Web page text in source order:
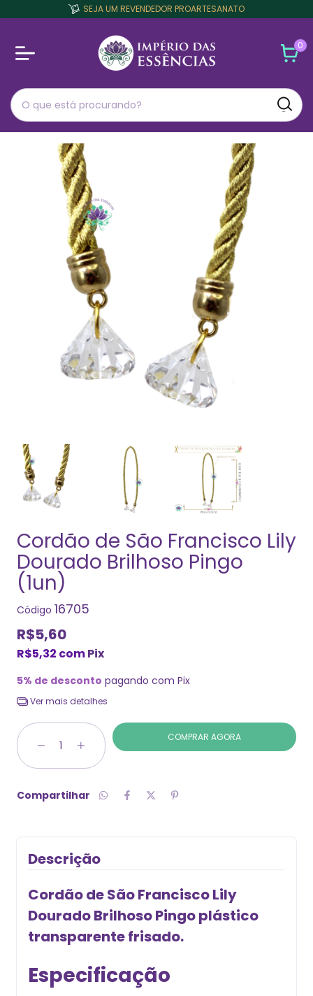
SEJA UM REVENDEDOR PROARTESANATO
0
Cordão de São Francisco Lily
Dourado Brilhoso Pingo
(1un)
Código 16705
R$5,60
R$5,32 comPix
5% de desconto pagando com Pix
Ver mais detalhes
Compartilhar
Descrição
Cordão de São Francisco Lily
Dourado Brilhoso Pingo plástico
transparente frisado.
Especificação